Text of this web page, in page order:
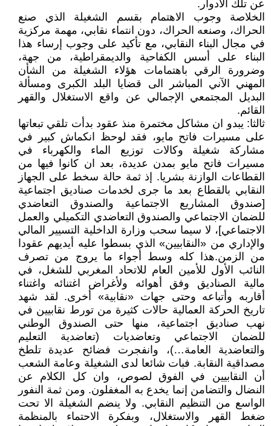
عن تلك الأدوار.
الخلاصة وجوب الاهتمام بقسم الشغيلة الذي صنع
الحراك، وصنعه الحراك، دون انتماء نقابي، مهمة مركزية
في مجال البناء النقابي، مع تأكيد على وجوب إرساء هذا
البناء على أسس الكفاحية والديمقراطية، من جهة،
وضرورة الرقي باهتمامات هؤلاء الشغيلة من الشأن
المهني الآني المباشر الى قضايا البلد الكبرى ومسألة
البديل المجتمعي الإجمالي عن واقع الاستغلال والقهر
القائم.
ثالثا: يبدو ان مشاكل مختمرة منذ عقود بدأت تلقي تبعاتها
على مسيرات فاتح مايو، فقد لوحظ انكماش كبير في
مشاركة شغيلة وكالات توزيع الماء والكهرباء في
مسيرات فاتح مايو بمدن عديدة، بعد ان كانوا فيها من
القطاعات الوازنة بشريا. إذ ثمة حالة سخط على الجهاز
النقابي بالقطاع بعد ما جرى لخدمات صناديق اجتماعية
[صندوق المشاريع الاجتماعية والصندوق التعاضدي
للضمان الاجتماعي والصندوق التعاضدي التكميلي والعمل
الاجتماعي]، لا سيما سحب وزارة الداخلية التسيير المالي
والإداري من «النقابيين» الذي بسطوا عليه أيديهم عقودا
من الزمن.هذا كله وسط أجواء ما يروج من تصرف
النائب الأول للأمين العام للاتحاد المغربي للشغل، في
مالية الصناديق وفق أهوائه ولأغراض اغتنائه واغتناء
أقاربه وأتباعه وحتى جهات «نقابية» أخرى. لقد شهد
تاريخ الحركة العمالية حالات كثيرة من تورط نقابيين في
نهب صناديق اجتماعية، منها حتى الصندوق الوطني
للضمان الاجتماعي وتعاضديات (تعاضدية التعليم
والتعاضدية العامة…)، وانفجرت فضائح عديدة تلطخ
مصداقية النقابة. فبات شائعا لدى الشغيلة وعامة الشعب
أن النقابيين في الفوق لصوص، وان كل الكلام عن
النضال والتضامن إنما يخدع به المغفلون. ومن ثمة النفور
الواسع من التنظيم النقابي. ولا ينضم الشغيلة الا تحت
ضغط القهر والاستغلال، وبفكرة الاحتماء بالمنظمة